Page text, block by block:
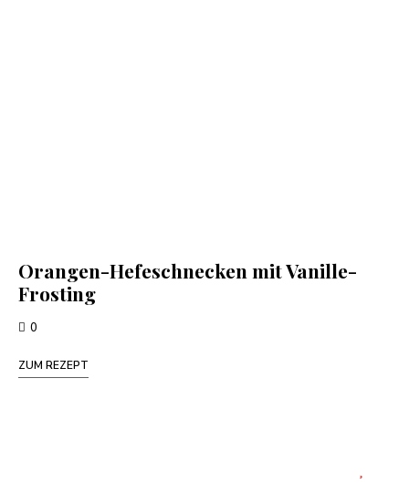
Orangen-Hefeschnecken mit Vanille-
Frosting
0
ZUM REZEPT